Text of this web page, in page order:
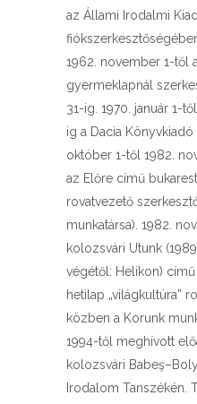
az Állami Irodalmi
1962. november 1-től
gyermeklapnál
31-ig. 1970. január 1-
ig a Dacia Könyvkiadó
október 1-től 1982.
az Előre című
rovatvezető
munkatársa). 1982.
kolozsvári Utunk
végétől: Helikon)
hetilap „világkultúra”
közben a Korunk
1994-től meghívott
kolozsvári
Irodalom Tanszékén.